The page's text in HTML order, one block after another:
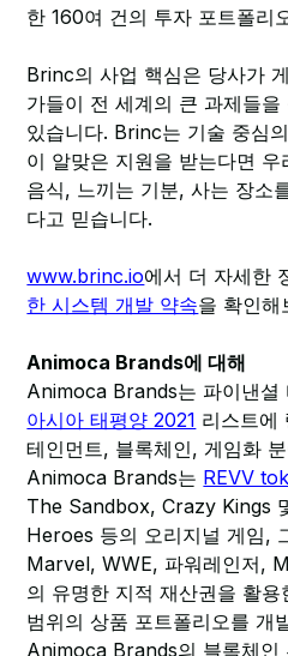
한 160여 건의 투자 포트폴리
Brinc의 사업 핵심은 당사가
가들이 전 세계의 큰 과제들
있습니다. Brinc는 기술 중심
이 알맞은 지원을 받는다면
음식, 느끼는 기분, 사는 장소
다고 믿습니다.
www.brinc.io에서 더 자세한
한 시스템 개발 약속을 확인해
Animoca Brands에 대해
Animoca Brands는 파이낸셜
아시아 태평양 2021 리스트에
테인먼트, 블록체인, 게임화
Animoca Brands는 REVV
The Sandbox, Crazy Kings
Heroes 등의 오리지널 게임,
Marvel, WWE, 파워레인저,
의 유명한 지적 재산권을 활
범위의 상품 포트폴리오를 개
Animoca Brands의 블록체인